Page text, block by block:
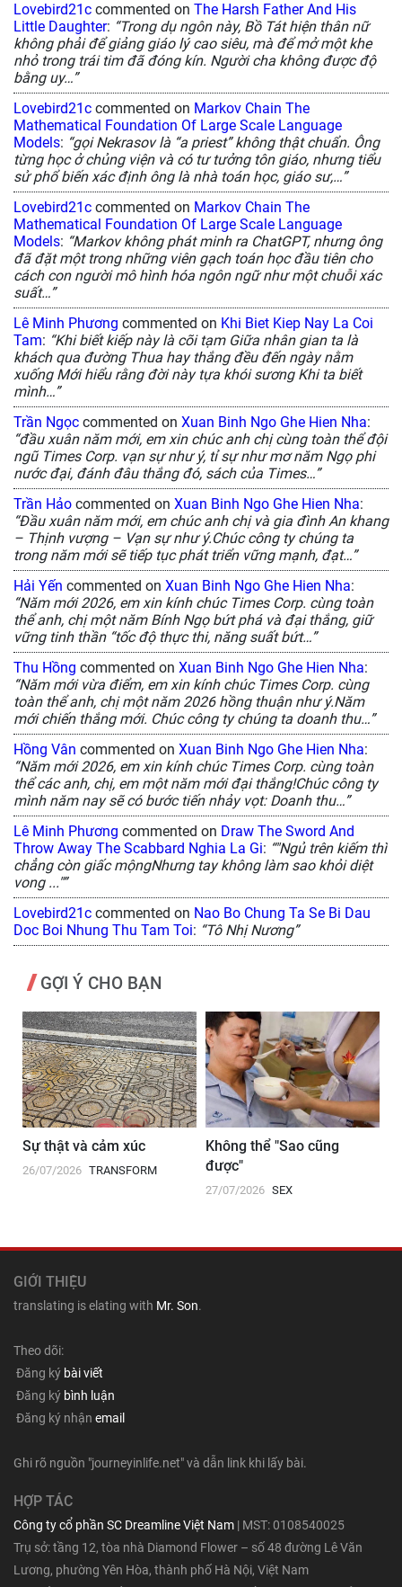
Lovebird21c commented on The Harsh Father And His
Little Daughter: “Trong dụ ngôn này, Bồ Tát hiện thân nữ
không phải để giảng giáo lý cao siêu, mà để mở một khe
nhỏ trong trái tim đã đóng kín. Người cha không được độ
bằng uy…”
Lovebird21c commented on Markov Chain The
Mathematical Foundation Of Large Scale Language
Models: “gọi Nekrasov là “a priest” không thật chuẩn. Ông
từng học ở chủng viện và có tư tưởng tôn giáo, nhưng tiểu
sử phổ biến xác định ông là nhà toán học, giáo sư,…”
Lovebird21c commented on Markov Chain The
Mathematical Foundation Of Large Scale Language
Models: “Markov không phát minh ra ChatGPT, nhưng ông
đã đặt một trong những viên gạch toán học đầu tiên cho
cách con người mô hình hóa ngôn ngữ như một chuỗi xác
suất…”
Lê Minh Phương commented on Khi Biet Kiep Nay La Coi
Tam: “Khi biết kiếp này là cõi tạm Giữa nhân gian ta là
khách qua đường Thua hay thắng đều đến ngày nằm
xuống Mới hiểu rằng đời này tựa khói sương Khi ta biết
mình…”
Trần Ngọc commented on Xuan Binh Ngo Ghe Hien Nha:
“đầu xuân năm mới, em xin chúc anh chị cùng toàn thể đội
ngũ Times Corp. vạn sự như ý, tỉ sự như mơ năm Ngọ phi
nước đại, đánh đâu thắng đó, sách của Times…”
Trần Hảo commented on Xuan Binh Ngo Ghe Hien Nha:
“Đầu xuân năm mới, em chúc anh chị và gia đình An khang
– Thịnh vượng – Vạn sự như ý.Chúc công ty chúng ta
trong năm mới sẽ tiếp tục phát triển vững mạnh, đạt…”
Hải Yến commented on Xuan Binh Ngo Ghe Hien Nha:
“Năm mới 2026, em xin kính chúc Times Corp. cùng toàn
thể anh, chị một năm Bính Ngọ bứt phá và đại thắng, giữ
vững tinh thần “tốc độ thực thi, năng suất bứt…”
Thu Hồng commented on Xuan Binh Ngo Ghe Hien Nha:
“Năm mới vừa điểm, em xin kính chúc Times Corp. cùng
toàn thể anh, chị một năm 2026 hồng thuận như ý.Năm
mới chiến thắng mới. Chúc công ty chúng ta doanh thu…”
Hồng Vân commented on Xuan Binh Ngo Ghe Hien Nha:
“Năm mới 2026, em xin kính chúc Times Corp. cùng toàn
thể các anh, chị, em một năm mới đại thắng!Chúc công ty
mình năm nay sẽ có bước tiến nhảy vọt: Doanh thu…”
Lê Minh Phương commented on Draw The Sword And
Throw Away The Scabbard Nghia La Gi: “"Ngủ trên kiếm thì
chẳng còn giấc mộngNhưng tay không làm sao khỏi diệt
vong ..."”
Lovebird21c commented on Nao Bo Chung Ta Se Bi Dau
Doc Boi Nhung Thu Tam Toi: “Tô Nhị Nương”
GỢI Ý CHO BẠN
Sự thật và cảm xúc
26/07/2026 TRANSFORM
Không thể "Sao cũng
được"
27/07/2026 SEX
GIỚI THIỆU
translating is elating with Mr. Son.
Theo dõi:
Đăng ký bài viết
Đăng ký bình luận
Đăng ký nhận email
Ghi rõ nguồn "journeyinlife.net" và dẫn link khi lấy bài.
HỢP TÁC
Công ty cổ phần SC Dreamline Việt Nam | MST: 0108540025
Trụ sở: tầng 12, tòa nhà Diamond Flower – số 48 đường Lê Văn
Lương, phường Yên Hòa, thành phố Hà Nội, Việt Nam